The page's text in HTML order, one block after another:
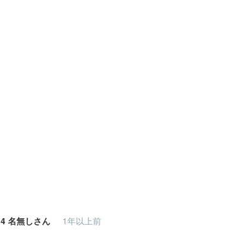
4 名無しさん 1年以上前